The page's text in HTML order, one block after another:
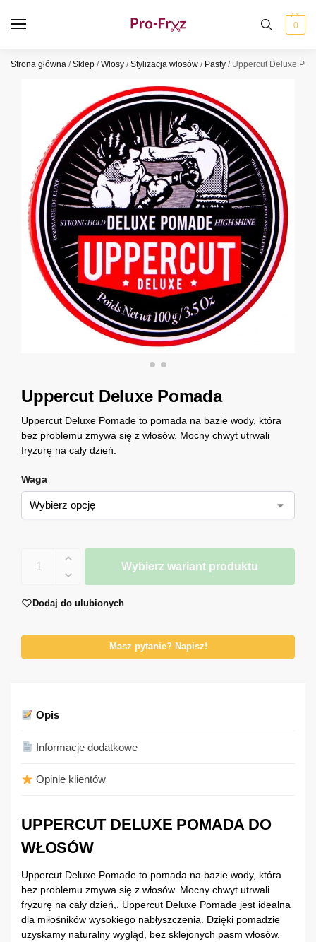
0
Strona główna /Sklep /Włosy /Stylizacja włosów / Pasty / Uppercut Deluxe
Uppercut Deluxe Pomada
Uppercut Deluxe Pomade to pomada na bazie wody, która
bez problemu zmywa się z włosów. Mocny chwyt utrwali
fryzurę na cały dzień.
Waga
Wybierz wariant produktu
Dodaj do ulubionych
Masz pytanie? Napisz!
Opis
Informacje dodatkowe
Opinie klientów
UPPERCUT DELUXE POMADA DO
WŁOSÓW
Uppercut Deluxe Pomade to pomada na bazie wody, która
bez problemu zmywa się z włosów. Mocny chwyt utrwali
fryzurę na cały dzień,. Uppercut Deluxe Pomade jest idealna
dla miłośników wysokiego nabłyszczenia. Dzięki pomadzie
uzyskamy naturalny wygląd, bez sklejonych pasm włosów.